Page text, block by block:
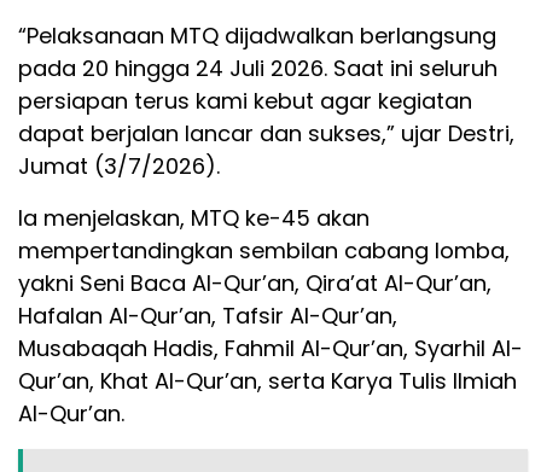
“Pelaksanaan MTQ dijadwalkan berlangsung
pada 20 hingga 24 Juli 2026. Saat ini seluruh
persiapan terus kami kebut agar kegiatan
dapat berjalan lancar dan sukses,” ujar Destri,
Jumat (3/7/2026).
Ia menjelaskan, MTQ ke-45 akan
mempertandingkan sembilan cabang lomba,
yakni Seni Baca Al-Qur’an, Qira’at Al-Qur’an,
Hafalan Al-Qur’an, Tafsir Al-Qur’an,
Musabaqah Hadis, Fahmil Al-Qur’an, Syarhil Al-
Qur’an, Khat Al-Qur’an, serta Karya Tulis Ilmiah
Al-Qur’an.